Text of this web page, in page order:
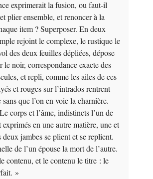
exprimerait la fusion, ou faut-il
plier ensemble, et renoncer à la
item ? Superposer. En deux
rejoint le complexe, le rustique le
des deux feuilles dépliées, dépose
le noir, correspondance exacte des
et repli, comme les ailes de ces
et rouges sur l’intrados rentrent
sans que l’on en voie la charnière.
corps et l’âme, indistincts l’un de
exprimés en une autre matière, une et
jambes se plient et se replient.
de l’un épouse la mort de l’autre.
contenu, et le contenu le titre : le
»